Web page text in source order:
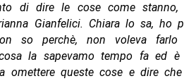
di dire le cose come stanno,
Gianfelici. Chiara lo sa, ho
so perchè, non voleva farlo
la sapevamo tempo fa ed
omettere queste cose e dire